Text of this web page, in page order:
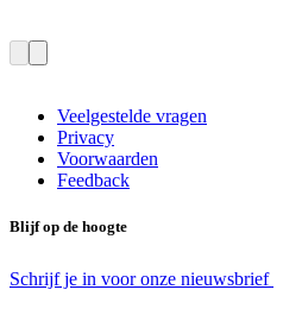
Veelgestelde vragen
Privacy
Voorwaarden
Feedback
Blijf op de hoogte
Schrijf je in voor onze nieuwsbrief